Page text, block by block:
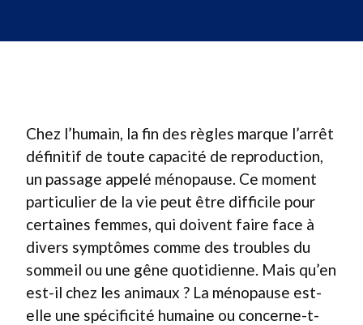
Chez l’humain, la fin des règles marque l’arrêt
définitif de toute capacité de reproduction,
un passage appelé ménopause. Ce moment
particulier de la vie peut être difficile pour
certaines femmes, qui doivent faire face à
divers symptômes comme des troubles du
sommeil ou une gêne quotidienne. Mais qu’en
est-il chez les animaux ? La ménopause est-
elle une spécificité humaine ou concerne-t-